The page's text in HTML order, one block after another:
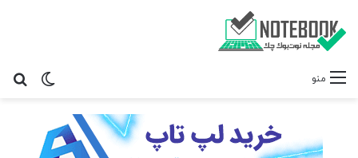
تغییر منو